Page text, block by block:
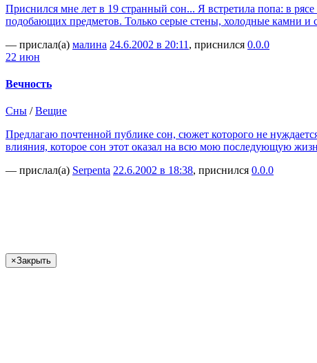
Приснился мне лет в 19 странный сон... Я встретила попа: в
подобающих предметов. Только серые стены, холодные камни
— прислал(а) малина 24.6.2002 в 20:11 , приснился 0.0.0
22 июн
Вечность
Сны /Вещие
Предлагаю почтенной публике сон, сюжет которого не
влияния, которое сон этот оказал на всю мою последующую
— прислал(а) Serpenta 22.6.2002 в 18:38, приснился 0.0.0
×Закрыть